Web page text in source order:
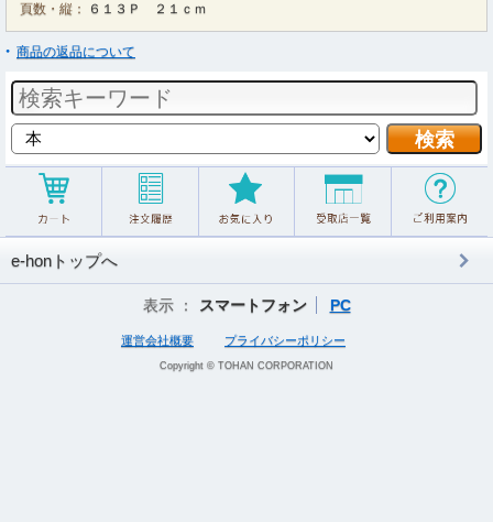
頁数・縦：
６１３Ｐ ２１ｃｍ
商品の返品について
e-honトップへ
表示 ： スマートフォン PC
運営会社概要 プライバシーポリシー
Copyright © TOHAN CORPORATION